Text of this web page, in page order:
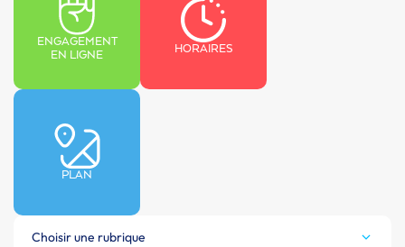
ENGAGEMENT
EN LIGNE
HORAIRES
PLAN
Choisir une rubrique